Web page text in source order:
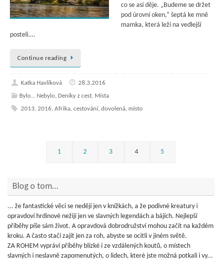
co se asi děje. „Budeme se držet
pod úrovní oken,“ šeptá ke mně
mamka, která leží na vedlejší
posteli.…
Continue reading
Katka Havlíková
28.3.2016
Bylo... Nebylo, Deníky z cest, Místa
2013, 2016, Afrika, cestování, dovolená, místo
1 2 3 4 5
Blog o tom…
... že fantastické věci se nedějí jen v knížkách, a že podivné kreatury i
opravdoví hrdinové nežijí jen ve slavných legendách a bájích. Nejlepší
příběhy píše sám život. A opravdová dobrodružství mohou začít na každém
kroku. A často stačí zajít jen za roh, abyste se ocitli v jiném světě.
ZA ROHEM vypráví příběhy blízké i ze vzdálených koutů, o místech
slavných i neslavně zapomenutých, o lidech, které jste možná potkali i vy...